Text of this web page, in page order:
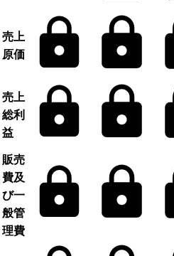
売上
原価
売上
総利
益
販売
費及
び一
般管
理費